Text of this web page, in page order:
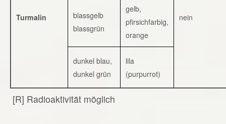
Turmalin nein
blassgelb
blassgrün
gelb,
pfirsichfarbig,
orange
dunkel blau,
dunkel grün
lila
(purpurrot)
[R] Radioaktivität möglich